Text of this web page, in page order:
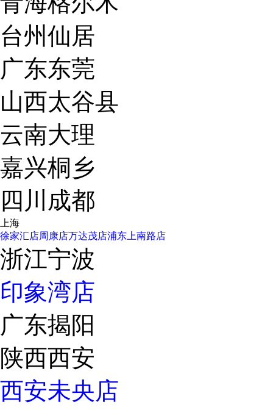
台州仙居
广东东莞
山西太谷县
云南大理
嘉兴桐乡
四川成都
上海
徐家汇店周康店万达茂店浦东上南路店
浙江宁波
印象湾店
广东揭阳
陕西西安
西安未央店